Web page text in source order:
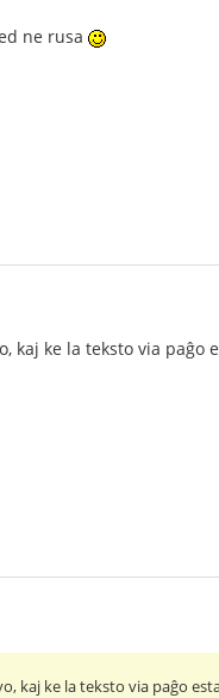
ne rusa
kaj ke la teksto via
kaj ke la teksto via paĝo